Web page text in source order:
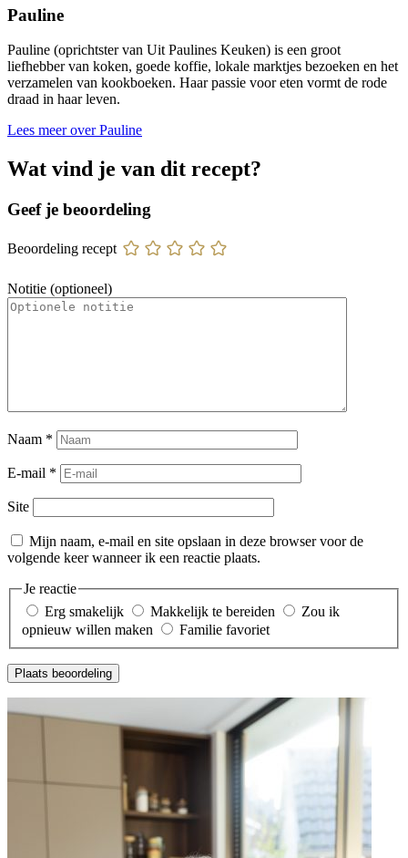
Pauline
Pauline (oprichtster van Uit Paulines Keuken) is een groot
liefhebber van koken, goede koffie, lokale marktjes bezoeken en het
verzamelen van kookboeken. Haar passie voor eten vormt de rode
draad in haar leven.
Lees meer over Pauline
Wat vind je van dit recept?
Geef je beoordeling
Beoordeling recept
Notitie (optioneel)
Naam *
E-mail *
Site
Mijn naam, e-mail en site opslaan in deze browser voor de
volgende keer wanneer ik een reactie plaats.
Je reactie
Erg smakelijk
Makkelijk te bereiden
Zou ik
opnieuw willen maken
Familie favoriet
Plaats beoordeling